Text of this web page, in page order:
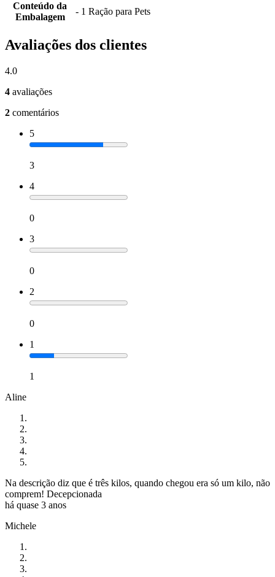
Conteúdo da
Embalagem
- 1 Ração para Pets
Avaliações dos clientes
4.0
4 avaliações
2 comentários
5
3
4
0
3
0
2
0
1
1
Aline
Na descrição diz que é três kilos, quando chegou era só um kilo, não
comprem! Decepcionada
há quase 3 anos
Michele